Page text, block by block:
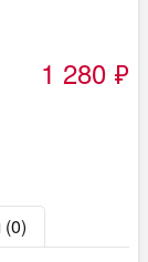
1 280 ₽
(0)